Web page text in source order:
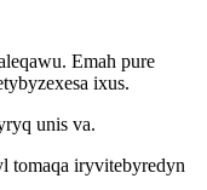
Emah pure
ixus.
unis va.
tomaqa iryvitebyredyn